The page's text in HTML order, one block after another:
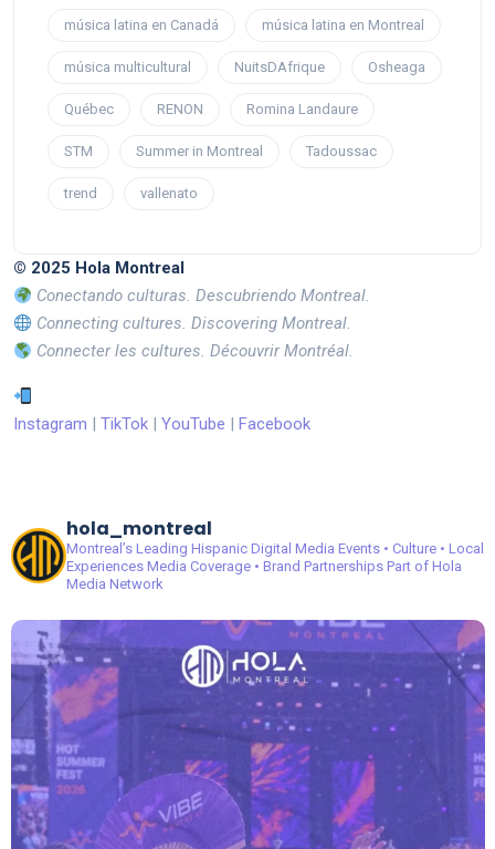
música latina en Canadá música latina en Montreal
música multicultural NuitsDAfrique Osheaga
Québec RENON Romina Landaure
STM Summer in Montreal Tadoussac
trend vallenato
© 2025 Hola Montreal
Conectando culturas. Descubriendo Montreal.
Connecting cultures. Discovering Montreal.
Connecter les cultures. Découvrir Montréal.
Instagram | TikTok | YouTube | Facebook
hola_montreal
Montreal’s Leading Hispanic Digital Media Events • Culture • Local
ExperiencesMedia Coverage • Brand PartnershipsPart of Hola
Media Network